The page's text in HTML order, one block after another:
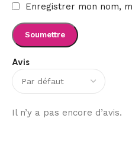
Avis
Il n’y a pas encore d’avis.
Enregistrer mon nom,